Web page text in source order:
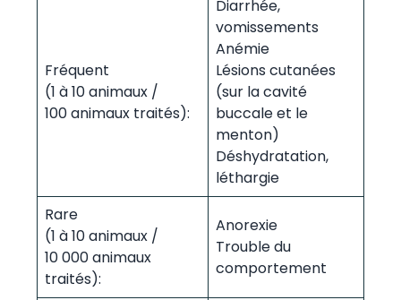
Fréquent
(1 à 10 animaux /
100 animaux traités):
Diarrhée,
vomissements
Anémie
Lésions cutanées
(sur la cavité
buccale et le
menton)
Déshydratation,
léthargie
Rare
(1 à 10 animaux /
10 000 animaux
traités):
Anorexie
Trouble du
comportement